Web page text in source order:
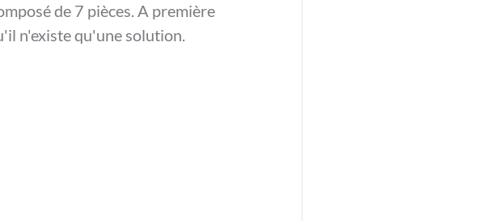
de 7 pièces. A première
n'existe qu'une solution.